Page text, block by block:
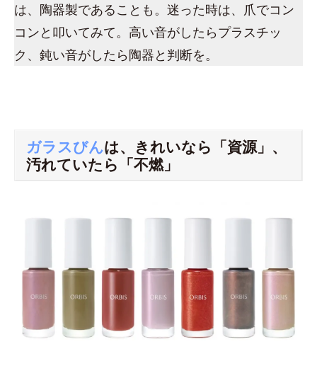
は、陶器製であることも。迷った時は、爪でコン
コンと叩いてみて。高い音がしたらプラスチッ
ク、鈍い音がしたら陶器と判断を。
ガラスびんは、きれいなら「資源」、
汚れていたら「不燃」